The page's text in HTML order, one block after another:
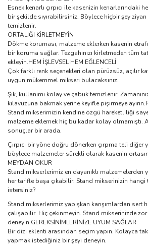
Esnek kenarlı çırpıcı ile kasenizin kenarlarındaki
bir şekilde sıyırabilirsiniz. Böylece hiçbir şey
temizlenir.
ORTALIĞI KİRLETMEYİN
Dökme koruması, malzeme eklerken kasenin
bir koruma sağlar. Tezgahınızı kirletmeden tüm
ekleyin.HEM İŞLEVSEL HEM EĞLENCELİ
Çok farklı renk seçenekleri olan pürüzsüz, açılır
uygun mükemmel mikseri bulacaksınız.
Şık, kullanımı kolay ve çabuk temizlenir.
kılavuzuna bakmak yerine keyifle pişirmeye
Stand mikserimizin kendine özgü hareketliliği
malzeme eklemek hiç bu kadar kolay olmamıştı.
sonuçlar bir arada.
Çırpıcı bir yöne doğru dönerken çırpma teli diğer
böylece malzemeler sürekli olarak kasenin
MEYDAN OKUR
Stand mikserlerimiz en dayanıklı malzemelerden
her tarifle başa çıkabilir. Stand mikserinizin hangi
istersiniz?
Stand mikserlerimiz yapışkan karışımlardan sert
çalışabilir. Hiç çekinmeyin. Stand mikserinizde
deneyin.GEREKSİNİMLERİNİZE UYUM SAĞLAR
Bir dizi eklenti arasından seçim yapın. Kolayca
yapmak istediğiniz bir şeyi deneyin.